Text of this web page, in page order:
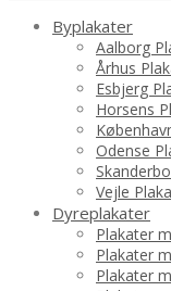
Byplakater
Aalborg
Århus
Esbjerg
Horsens
Odense
Vejle
Dyreplakater
Plakater
Plakater
Plakater